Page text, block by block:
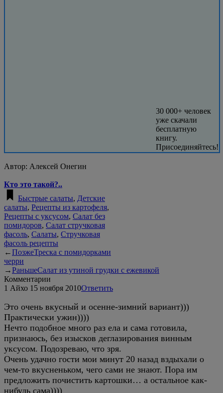
30 000+ человек
уже скачали
бесплатную
книгу.
Присоединяйтесь!
Автор: Алексей Онегин
Кто это такой?..
Быстрые салаты, Детские
салаты, Рецепты из картофеля,
Рецепты с уксусом, Салат без
помидоров, Салат стручковая
фасоль, Салаты, Стручковая
фасоль рецепты
←ПозжеТреска с помидорками
черри
→РаньшеСалат из утиной грудки с ежевикой
Комментарии
1 Айхо 15 ноября 2010Ответить
Это очень вкусный и осенне-зимний вариант)))
Практически ужин))))
Нечто подобное много раз ела и сама готовила,
признаюсь, без изысков деглазирования винным
уксусом. Подозреваю, что зря.
Очень удачно гости мои минут 20 назад вздыхали о
чем-то вкусненьком, чего сами не знают. Пора им
предложить почистить картошки… а остальное как-
нибудь сама))))